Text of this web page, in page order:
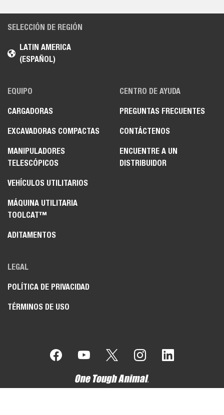
SELECCIÓN DE REGIÓN
LATIN AMERICA
(ESPAÑOL)
EQUIPO
CARGADORAS
EXCAVADORAS COMPACTAS
MANIPULADORES
TELESCÓPICOS
VEHÍCULOS UTILITARIOS
MÁQUINA UTILITARIA
TOOLCAT™
ADITAMENTOS
CENTRO DE AYUDA
PREGUNTAS FRECUENTES
CONTÁCTENOS
ENCUENTRE A UN
DISTRIBUIDOR
LEGAL
POLÍTICA DE PRIVACIDAD
TÉRMINOS DE USO